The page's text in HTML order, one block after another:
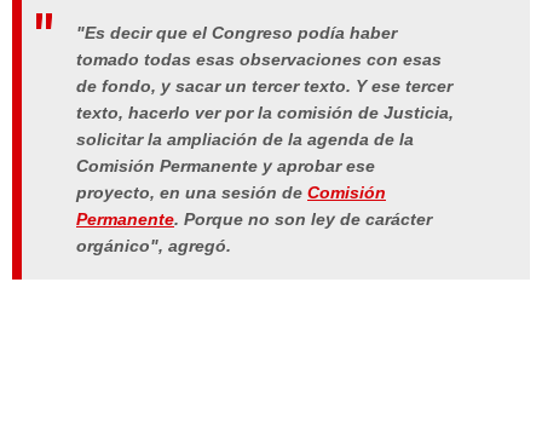
"Es decir que el Congreso podía haber
tomado todas esas observaciones con esas
de fondo, y sacar un tercer texto. Y ese tercer
texto, hacerlo ver por la comisión de Justicia,
solicitar la ampliación de la agenda de la
Comisión Permanente y aprobar ese
proyecto, en una sesión de Comisión
Permanente. Porque no son ley de carácter
orgánico", agregó.